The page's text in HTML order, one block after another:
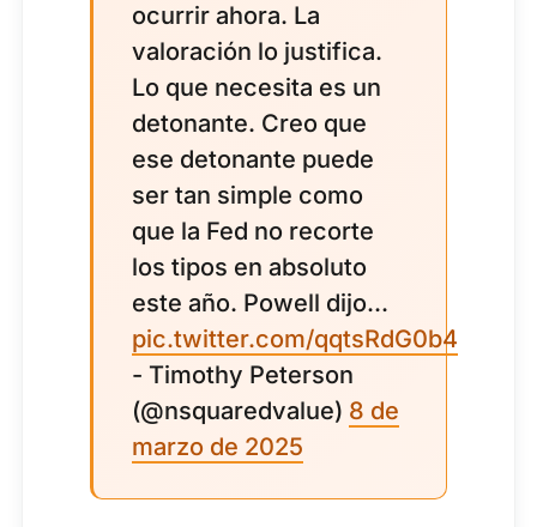
ocurrir ahora. La
valoración lo justifica.
Lo que necesita es un
detonante. Creo que
ese detonante puede
ser tan simple como
que la Fed no recorte
los tipos en absoluto
este año. Powell dijo...
pic.twitter.com/qqtsRdG0b4
- Timothy Peterson
(@nsquaredvalue) 8 de
marzo de 2025